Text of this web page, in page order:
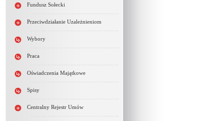
Fundusz Sołecki
Przeciwdziałanie Uzależnieniom
Wybory
Praca
Oświadczenia Majątkowe
Spisy
Centralny Rejestr Umów